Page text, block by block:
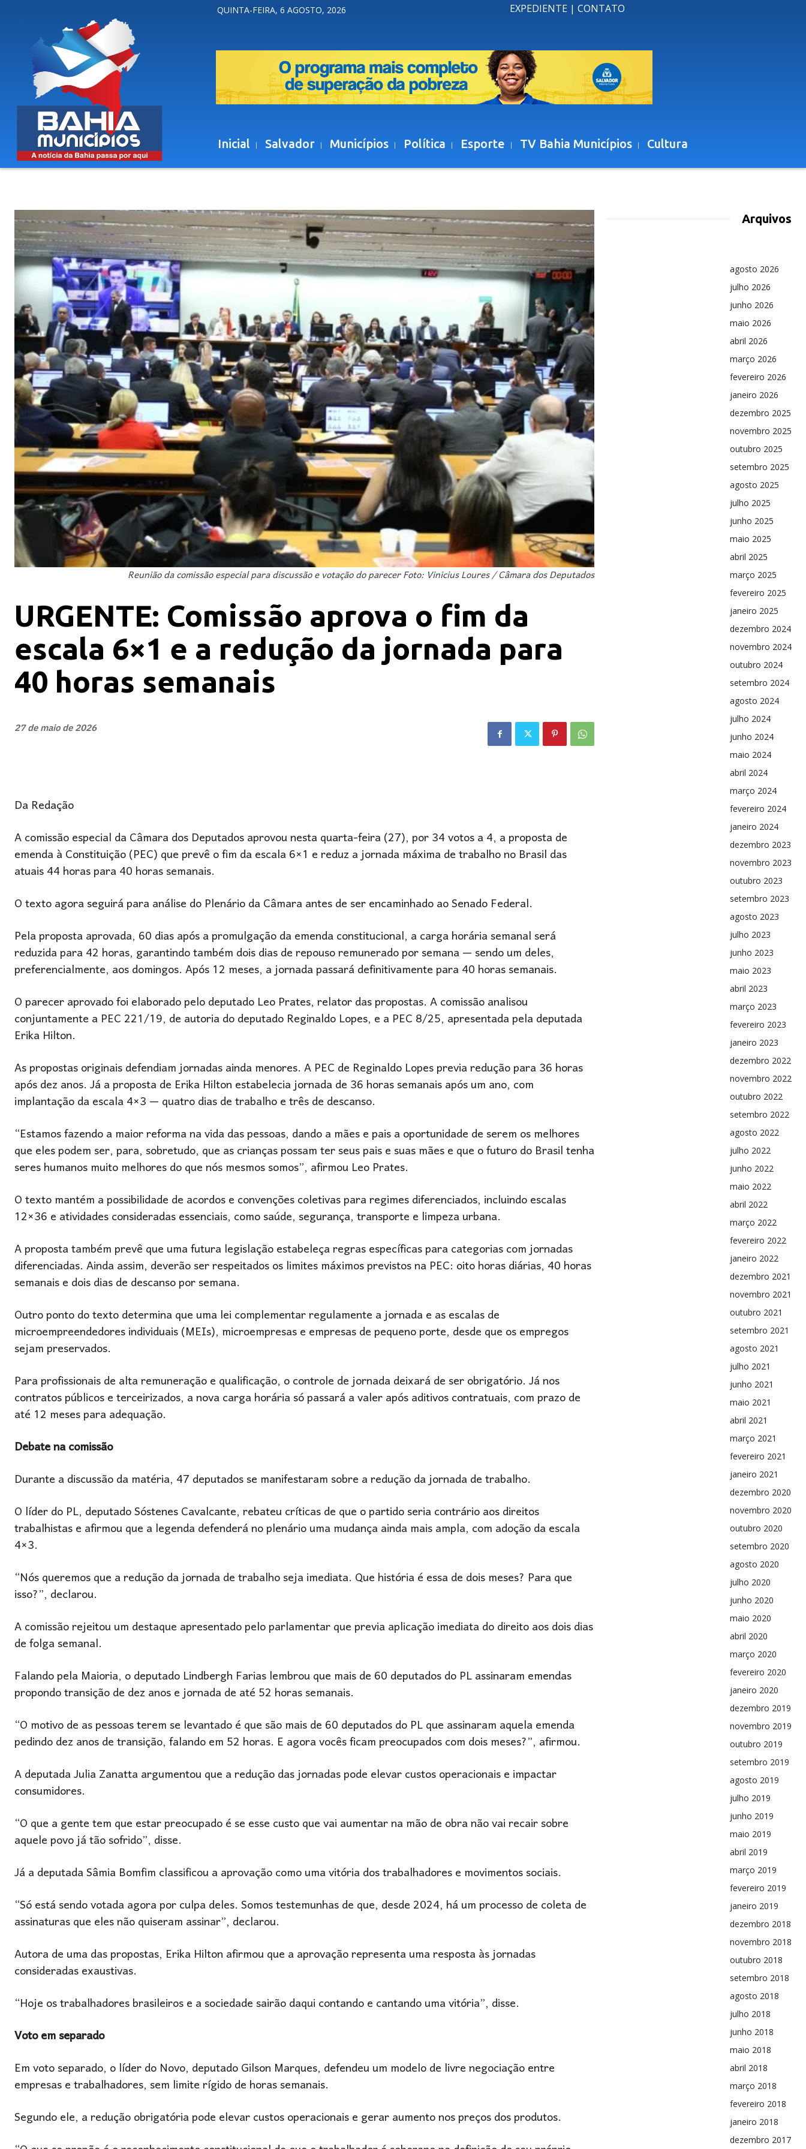
QUINTA-FEIRA, 6 AGOSTO, 2026 EXPEDIENTE | CONTATO
Inicial Salvador Municípios Política Esporte TV Bahia Municípios Cultura
Reunião da comissão especial para discussão e votação do parecer Foto: Vinicius Loures / Câmara dos Deputados
URGENTE: Comissão aprova o fim da
escala 6×1 e a redução da jornada para
40 horas semanais
27 de maio de 2026
Da Redação
A comissão especial da Câmara dos Deputados aprovou nesta quarta-feira (27), por 34 votos a 4, a proposta de
emenda à Constituição (PEC) que prevê o fim da escala 6×1 e reduz a jornada máxima de trabalho no Brasil das
atuais 44 horas para 40 horas semanais.
O texto agora seguirá para análise do Plenário da Câmara antes de ser encaminhado ao Senado Federal.
Pela proposta aprovada, 60 dias após a promulgação da emenda constitucional, a carga horária semanal será
reduzida para 42 horas, garantindo também dois dias de repouso remunerado por semana — sendo um deles,
preferencialmente, aos domingos. Após 12 meses, a jornada passará definitivamente para 40 horas semanais.
O parecer aprovado foi elaborado pelo deputadoLeo Prates, relator das propostas. A comissão analisou
conjuntamente a PEC 221/19, de autoria do deputadoReginaldo Lopes, e a PEC 8/25, apresentada pela deputada
Erika Hilton.
As propostas originais defendiam jornadas ainda menores. A PEC de Reginaldo Lopes previa redução para 36 horas
após dez anos. Já a proposta de Erika Hilton estabelecia jornada de 36 horas semanais após um ano, com
implantação da escala 4×3 — quatro dias de trabalho e três de descanso.
“Estamos fazendo a maior reforma na vida das pessoas, dando a mães e pais a oportunidade de serem os melhores
que eles podem ser, para, sobretudo, que as crianças possam ter seus pais e suas mães e que o futuro do Brasil tenha
seres humanos muito melhores do que nós mesmos somos”, afirmou Leo Prates.
O texto mantém a possibilidade de acordos e convenções coletivas para regimes diferenciados, incluindo escalas
12×36 e atividades consideradas essenciais, como saúde, segurança, transporte e limpeza urbana.
A proposta também prevê que uma futura legislação estabeleça regras específicas para categorias com jornadas
diferenciadas. Ainda assim, deverão ser respeitados os limites máximos previstos na PEC: oito horas diárias, 40 horas
semanais e dois dias de descanso por semana.
Outro ponto do texto determina que uma lei complementar regulamente a jornada e as escalas de
microempreendedores individuais (MEIs), microempresas e empresas de pequeno porte, desde que os empregos
sejam preservados.
Para profissionais de alta remuneração e qualificação, o controle de jornada deixará de ser obrigatório. Já nos
contratos públicos e terceirizados, a nova carga horária só passará a valer após aditivos contratuais, com prazo de
até 12 meses para adequação.
Debate na comissão
Durante a discussão da matéria, 47 deputados se manifestaram sobre a redução da jornada de trabalho.
O líder do PL, deputadoSóstenes Cavalcante, rebateu críticas de que o partido seria contrário aos direitos
trabalhistas e afirmou que a legenda defenderá no plenário uma mudança ainda mais ampla, com adoção da escala
4×3.
“Nós queremos que a redução da jornada de trabalho seja imediata. Que história é essa de dois meses? Para que
isso?”, declarou.
A comissão rejeitou um destaque apresentado pelo parlamentar que previa aplicação imediata do direito aos dois dias
de folga semanal.
Falando pela Maioria, o deputadoLindbergh Fariaslembrou que mais de 60 deputados do PL assinaram emendas
propondo transição de dez anos e jornada de até 52 horas semanais.
“O motivo de as pessoas terem se levantado é que são mais de 60 deputados do PL que assinaram aquela emenda
pedindo dez anos de transição, falando em 52 horas. E agora vocês ficam preocupados com dois meses?”, afirmou.
A deputadaJulia Zanattaargumentou que a redução das jornadas pode elevar custos operacionais e impactar
consumidores.
“O que a gente tem que estar preocupado é se esse custo que vai aumentar na mão de obra não vai recair sobre
aquele povo já tão sofrido”, disse.
Já a deputadaSâmia Bomfimclassificou a aprovação como uma vitória dos trabalhadores e movimentos sociais.
“Só está sendo votada agora por culpa deles. Somos testemunhas de que, desde 2024, há um processo de coleta de
assinaturas que eles não quiseram assinar”, declarou.
Autora de uma das propostas, Erika Hilton afirmou que a aprovação representa uma resposta às jornadas
consideradas exaustivas.
“Hoje os trabalhadores brasileiros e a sociedade sairão daqui contando e cantando uma vitória”, disse.
Voto em separado
Em voto separado, o líder do Novo, deputadoGilson Marques, defendeu um modelo de livre negociação entre
empresas e trabalhadores, sem limite rígido de horas semanais.
Segundo ele, a redução obrigatória pode elevar custos operacionais e gerar aumento nos preços dos produtos.
Arquivos
agosto 2026
julho 2026
junho 2026
maio 2026
abril 2026
março 2026
fevereiro 2026
janeiro 2026
dezembro 2025
novembro 2025
outubro 2025
setembro 2025
agosto 2025
julho 2025
junho 2025
maio 2025
abril 2025
março 2025
fevereiro 2025
janeiro 2025
dezembro 2024
novembro 2024
outubro 2024
setembro 2024
agosto 2024
julho 2024
junho 2024
maio 2024
abril 2024
março 2024
fevereiro 2024
janeiro 2024
dezembro 2023
novembro 2023
outubro 2023
setembro 2023
agosto 2023
julho 2023
junho 2023
maio 2023
abril 2023
março 2023
fevereiro 2023
janeiro 2023
dezembro 2022
novembro 2022
outubro 2022
setembro 2022
agosto 2022
julho 2022
junho 2022
maio 2022
abril 2022
março 2022
fevereiro 2022
janeiro 2022
dezembro 2021
novembro 2021
outubro 2021
setembro 2021
agosto 2021
julho 2021
junho 2021
maio 2021
abril 2021
março 2021
fevereiro 2021
janeiro 2021
dezembro 2020
novembro 2020
outubro 2020
setembro 2020
agosto 2020
julho 2020
junho 2020
maio 2020
abril 2020
março 2020
fevereiro 2020
janeiro 2020
dezembro 2019
novembro 2019
outubro 2019
setembro 2019
agosto 2019
julho 2019
junho 2019
maio 2019
abril 2019
março 2019
fevereiro 2019
janeiro 2019
dezembro 2018
novembro 2018
outubro 2018
setembro 2018
agosto 2018
julho 2018
junho 2018
maio 2018
abril 2018
março 2018
fevereiro 2018
janeiro 2018
dezembro 2017